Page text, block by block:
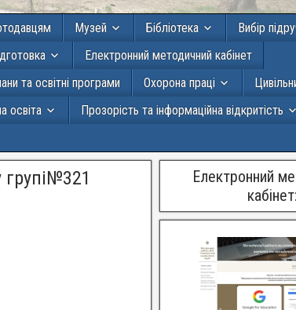
Музей Бібліотека
Вибір
Електронний методичний кабінет
та освітні програми Охорона праці
освіта
Прозорість та інформаційна відкритість
групі№321
Електронний
кабінет: